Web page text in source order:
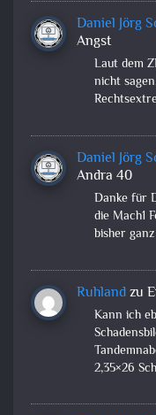
Daniel Jörg
Angst
Laut dem
nicht
Daniel Jörg
Andra 40
Danke für
die Mach1
bisher
Ruhlandzu
Kann ich
2,35×26